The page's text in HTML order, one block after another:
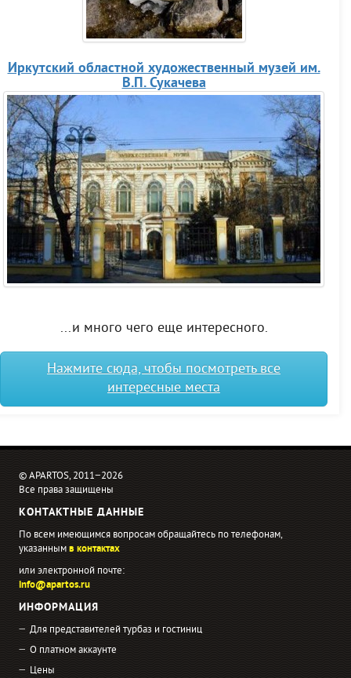
Иркутский областной художественный музей им.
В.П. Сукачева
...и много чего еще интересного.
Нажмите сюда, чтобы посмотреть все
интересные места
© APARTOS, 2011−2026
Все права защищены
КОНТАКТНЫЕ ДАННЫЕ
По всем имеющимся вопросам обращайтесь по телефонам,
указаннымв контактах
или электронной почте:
info@apartos.ru
ИНФОРМАЦИЯ
Для представителей турбаз и гостиниц
О платном аккаунте
Цены